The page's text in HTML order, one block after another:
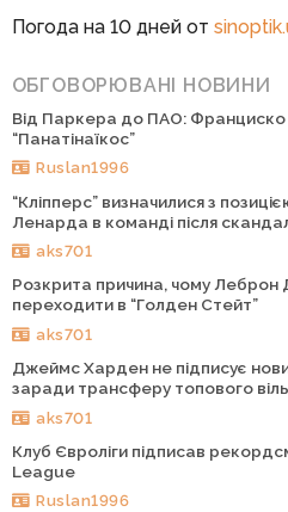
Погода на 10 дней от
ОБГОВОРЮВАНІ НОВИНИ
Від Паркера до ПАО: Франциско
“Панатінаїкос”
Ruslan1996
“Кліпперс” визначилися з
Ленарда в команді після
aks701
Розкрита причина, чому Леброн
переходити в “Голден Стейт”
aks701
Джеймс Харден не підписує
заради трансферу топового
aks701
Клуб Євроліги підписав
League
Ruslan1996